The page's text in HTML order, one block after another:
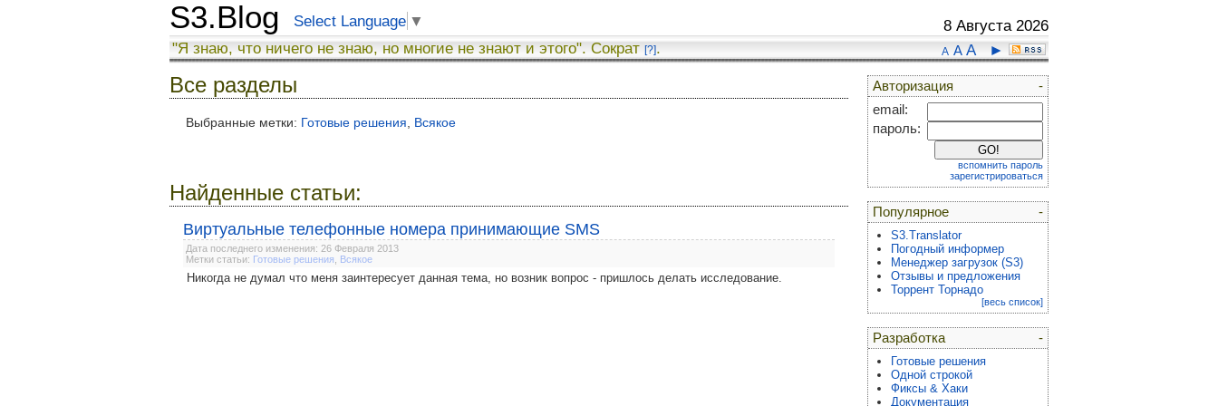
S3.Blog Select Language ▼ 8 Августа 2026
A A A ►
"Я знаю, что ничего не знаю, но многие не знают и этого". Сократ [?].
Все разделы
Выбранные метки: Готовые решения Всякое
Найденные статьи:
Виртуальные телефонные номера принимающие SMS
Дата последнего изменения: 26 Февраля 2013
Метки статьи: Готовые решения Всякое
Никогда не думал что меня заинтересует данная тема, но возник вопрос - пришлось делать исследование.
-
Авторизация
email:
пароль:
вспомнить пароль
зарегистрироваться
-
Популярное
S3.Translator
Погодный информер
Менеджер загрузок (S3)
Отзывы и предложения
Торрент Торнадо
[весь список]
-
Разработка
Готовые решения
Одной строкой
Фиксы & Хаки
Документация